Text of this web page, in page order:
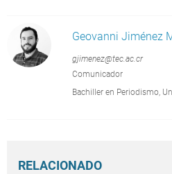
Geovanni Jiménez
gjimenez@tec.ac.cr
Comunicador
Bachiller en Periodismo,
RELACIONADO